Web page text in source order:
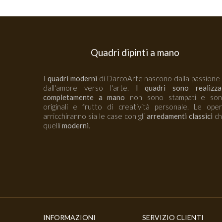
Quadri dipinti a mano
I quadri moderni di DarcoArte nascono dalla passione
dall'amore verso l'arte. I quadri sono
completamente a mano non sono stampati e
originali e frutto di creatività personale. Le
arricchiranno sia le case con gli arredamenti classici
quellimoderni.
INFORMAZIONI SERVIZIO CLIENTI